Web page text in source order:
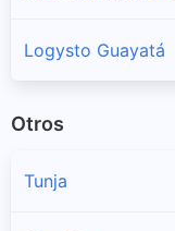
Logysto Guayatá
Otros
Tunja